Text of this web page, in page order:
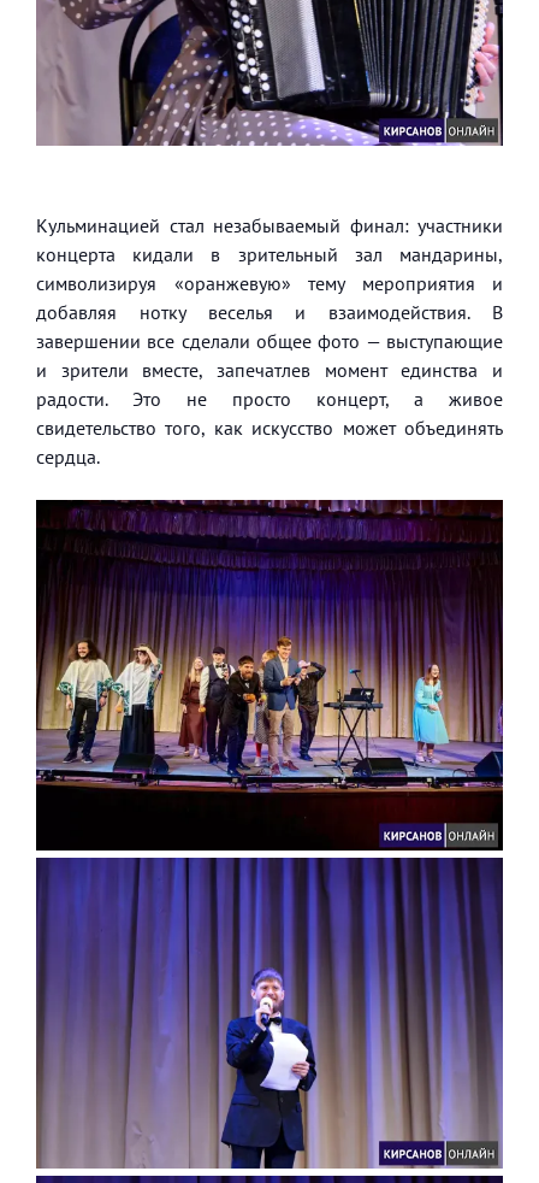
Кульминацией стал незабываемый финал: участники
концерта кидали в зрительный зал мандарины,
символизируя «оранжевую» тему мероприятия и
добавляя нотку веселья и взаимодействия. В
завершении все сделали общее фото — выступающие
и зрители вместе, запечатлев момент единства и
радости. Это не просто концерт, а живое
свидетельство того, как искусство может объединять
сердца.